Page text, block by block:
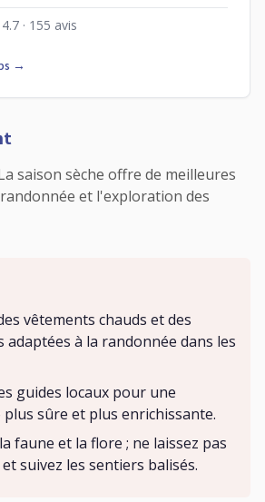
· 155 avis
→
saison sèche offre de meilleures
et l'exploration des
vêtements chauds et des
adaptées à la randonnée dans les
guides locaux pour une
plus sûre et plus enrichissante.
faune et la flore ; ne laissez pas
suivez les sentiers balisés.